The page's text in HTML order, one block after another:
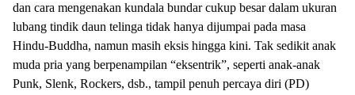
dan cara mengenakan kundala bundar cukup besar dalam ukuran
lubang tindik daun telinga tidak hanya dijumpai pada masa
Hindu-Buddha, namun masih eksis hingga kini. Tak sedikit anak
muda pria yang berpenampilan “eksentrik”, seperti anak-anak
Punk, Slenk, Rockers, dsb., tampil penuh percaya diri (PD)